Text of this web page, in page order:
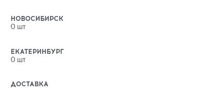
НОВОСИБИРСК
0шт
ЕКАТЕРИНБУРГ
0шт
ДОСТАВКА